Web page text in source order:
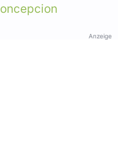
Anzeige